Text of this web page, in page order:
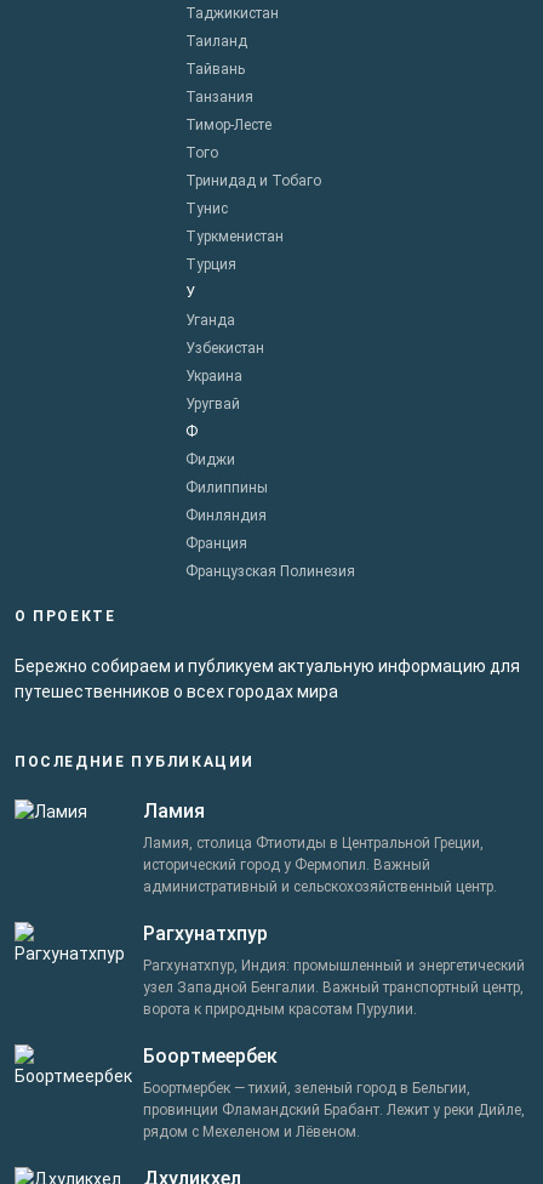
Таджикистан
Таиланд
Тайвань
Танзания
Тимор-Лесте
Того
Тринидад и Тобаго
Тунис
Туркменистан
Турция
У
Уганда
Узбекистан
Украина
Уругвай
Ф
Фиджи
Филиппины
Финляндия
Франция
Французская Полинезия
О ПРОЕКТЕ
Бережно собираем и публикуем актуальную информацию для
путешественников о всех городах мира
ПОСЛЕДНИЕ ПУБЛИКАЦИИ
Ламия
Ламия, столица Фтиотиды в Центральной Греции,
исторический город у Фермопил. Важный
административный и сельскохозяйственный центр.
Рагхунатхпур
Рагхунатхпур, Индия: промышленный и энергетический
узел Западной Бенгалии. Важный транспортный центр,
ворота к природным красотам Пурулии.
Боортмеербек
Боортмербек — тихий, зеленый город в Бельгии,
провинции Фламандский Брабант. Лежит у реки Дийле,
рядом с Мехеленом и Лёвеном.
Дхуликхел